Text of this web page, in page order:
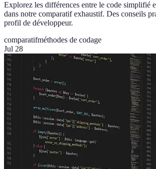
Explorez les différences entre le code simplifié
dans notre comparatif exhaustif. Des conseils
profil de développeur.
comparatifméthodes de codage
Jul 28